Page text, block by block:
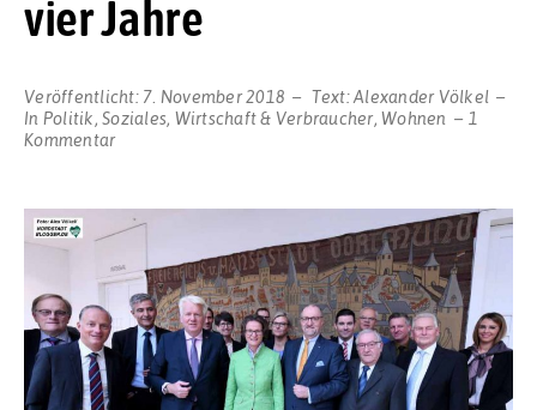
vier Jahre
Veröffentlicht: 7. November 2018 Text:Alexander Völkel
In Politik, Soziales, Wirtschaft & Verbraucher, Wohnen
1
Kommentarzu
140
Euro
vom
Land
NRW
als
Globalbudget
für